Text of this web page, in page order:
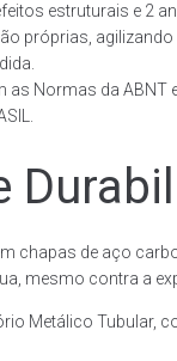
estruturais e 2
próprias,
Normas da ABNT e
chapas de aço
mesmo contra a
Metálico Tubular,